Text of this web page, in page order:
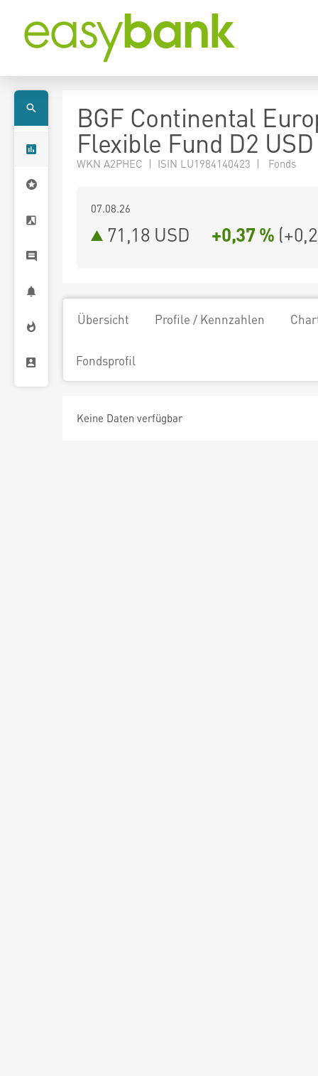
BGF Continental
Flexible Fund D2 USD
WKN A2PHEC | ISIN LU1984140423 | Fonds
07.08.26
71,18 USD +0,37 % (
Übersicht Profile / Kennzahlen
Fondsprofil
Keine Daten verfügbar